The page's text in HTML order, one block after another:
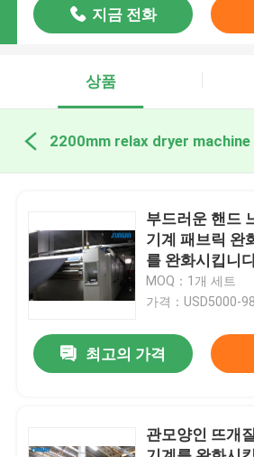
지금 전화
상품
2200mm relax dryer machine
부드러운 핸드
기계 패브릭 완
를 완화시킵니
MOQ：1개 세트
가격：USD5000-
최고의 가격
관모양인 뜨개